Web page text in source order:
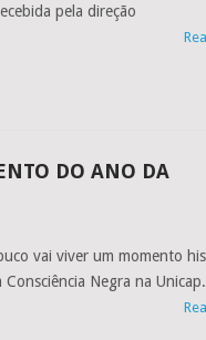
pela direção
DO ANO DA
vai viver um momento
Negra na Unicap.